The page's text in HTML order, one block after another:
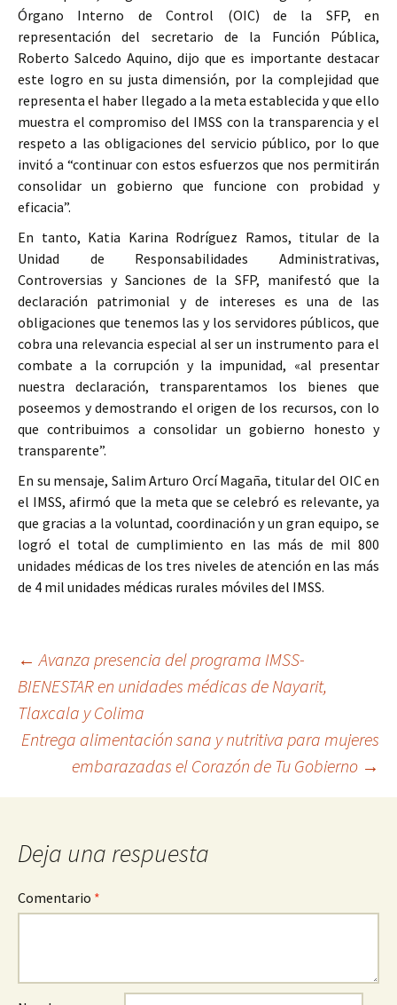
Órgano Interno de Control (OIC) de la SFP, en
representación del secretario de la Función Pública,
Roberto Salcedo Aquino, dijo que es importante destacar
este logro en su justa dimensión, por la complejidad que
representa el haber llegado a la meta establecida y que ello
muestra el compromiso del IMSS con la transparencia y el
respeto a las obligaciones del servicio público, por lo que
invitó a “continuar con estos esfuerzos que nos permitirán
consolidar un gobierno que funcione con probidad y
eficacia”.
En tanto, Katia Karina Rodríguez Ramos, titular de la
Unidad de Responsabilidades Administrativas,
Controversias y Sanciones de la SFP, manifestó que la
declaración patrimonial y de intereses es una de las
obligaciones que tenemos las y los servidores públicos, que
cobra una relevancia especial al ser un instrumento para el
combate a la corrupción y la impunidad, «al presentar
nuestra declaración, transparentamos los bienes que
poseemos y demostrando el origen de los recursos, con lo
que contribuimos a consolidar un gobierno honesto y
transparente”.
En su mensaje, Salim Arturo Orcí Magaña, titular del OIC en
el IMSS, afirmó que la meta que se celebró es relevante, ya
que gracias a la voluntad, coordinación y un gran equipo, se
logró el total de cumplimiento en las más de mil 800
unidades médicas de los tres niveles de atención en las más
de 4 mil unidades médicas rurales móviles del IMSS.
entrada
← Avanza presencia del programa IMSS-
BIENESTAR en unidades médicas de Nayarit,
Tlaxcala y Colima
Entrega alimentación sana y nutritiva para mujeres
embarazadas el Corazón de Tu Gobierno →
Deja una respuesta
Comentario *